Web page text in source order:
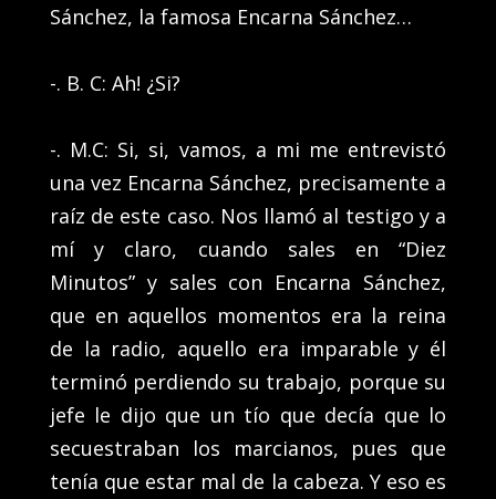
Sánchez, la famosa Encarna Sánchez…
-. B. C: Ah! ¿Si?
-. M.C: Si, si, vamos, a mi me entrevistó
una vez Encarna Sánchez, precisamente a
raíz de este caso. Nos llamó al testigo y a
mí y claro, cuando sales en “Diez
Minutos” y sales con Encarna Sánchez,
que en aquellos momentos era la reina
de la radio, aquello era imparable y él
terminó perdiendo su trabajo, porque su
jefe le dijo que un tío que decía que lo
secuestraban los marcianos, pues que
tenía que estar mal de la cabeza. Y eso es